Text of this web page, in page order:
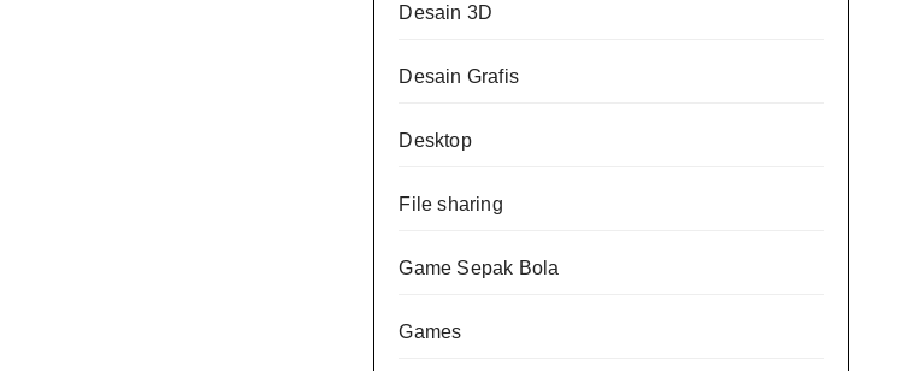
Desain 3D
Desain Grafis
Desktop
File sharing
Game Sepak Bola
Games